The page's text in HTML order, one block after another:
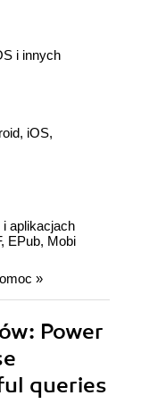
i innych
iOS,
aplikacjach
EPub, Mobi
»
Power
queries